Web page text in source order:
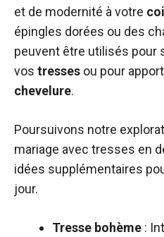
et de modernité à votre
épingles dorées ou des
peuvent être utilisés pour
vos tresses ou pour
chevelure.
Poursuivons notre
mariage avec tresses en
idées supplémentaires
jour.
Tresse bohème :